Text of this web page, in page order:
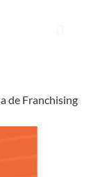
de Franchising